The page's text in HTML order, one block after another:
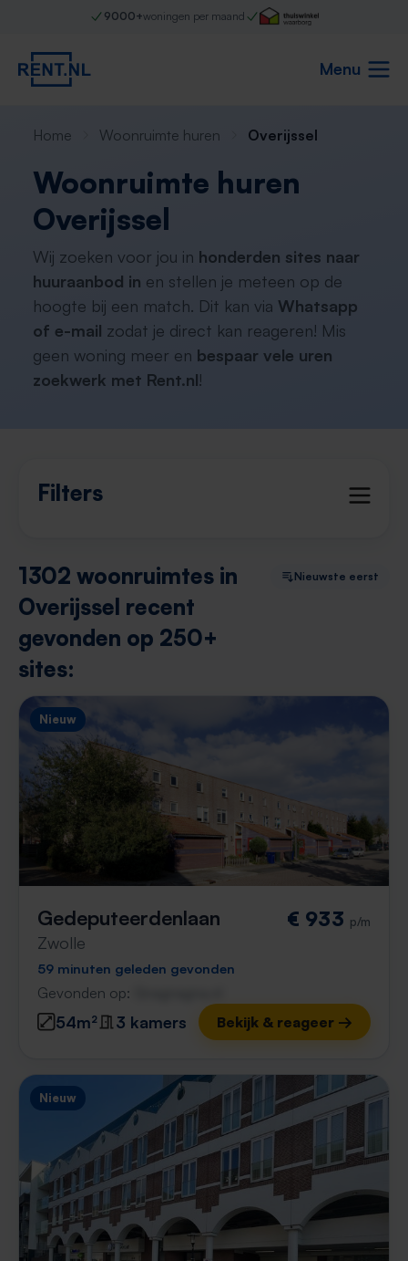
9000+woningen per maand
Menu
Home Woonruimte huren Overijssel
Woonruimte huren
Overijssel
Wij zoeken voor jou in honderden sites naar
huuraanbod in en stellen je meteen op de
hoogte bij een match. Dit kan via Whatsapp
of e-mail zodat je direct kan reageren! Mis
geen woning meer en bespaar vele uren
zoekwerk met Rent.nl!
Filters
1302 woonruimtes in
Overijssel recent
gevonden op 250+
sites:
Nieuwste eerst
Nieuw
Gedeputeerdenlaan
Zwolle
€ 933 p/m
59 minuten geleden gevonden
Gevonden op:
54m² 3 kamers Bekijk & reageer →
Nieuw